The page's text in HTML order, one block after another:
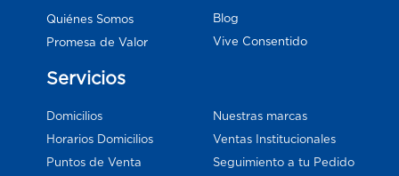
Quiénes Somos
Promesa de Valor
Blog
Vive Consentido
Servicios
Domicilios
Horarios Domicilios
Puntos de Venta
Nuestras marcas
Ventas Institucionales
Seguimiento a tu Pedido